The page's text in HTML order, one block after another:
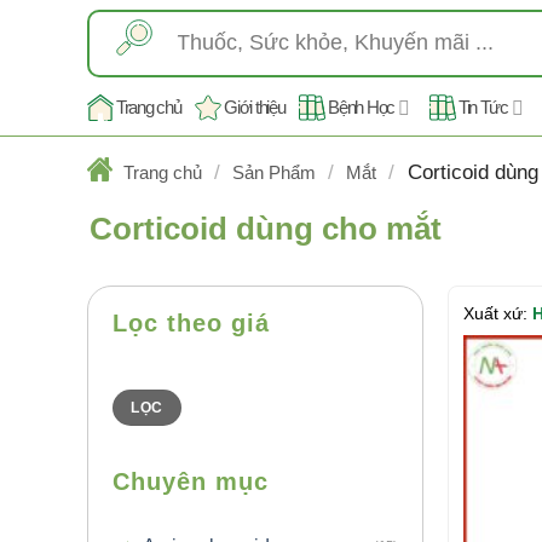
kiếm:
Trang chủ Giới thiệu Bệnh Học Tin Tức
Corticoid dùng cho mắt
Trang chủ / Sản Phẩm / Mắt / Corticoid
Lọc theo giá
thấp
nhất
cao
nhấtLỌC
Chuyên mục
Xuất xứ: